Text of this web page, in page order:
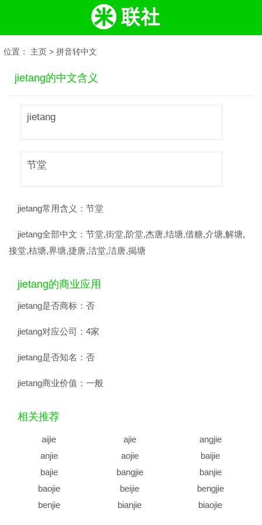
位置： 主页 > 拼音转中文
jietang的中文含义
jietang
节堂
jietang常用含义： 节堂
jietang全部中文： 节堂,街堂,阶堂,杰唐,结塘,借糖,介塘,解塘,
接堂,桔塘,界塘,捷唐,洁堂,洁唐,揭塘
jietang的商业应用
jietang是否商标： 否
jietang对应公司： 4家
jietang是否知名： 否
jietang商业价值： 一般
相关推荐
aijie ajie
angjie
anjie
aojie
baijie
bajie
bangjie
banjie
baojie
beijie
bengjie
benjie
bianjie
biaojie